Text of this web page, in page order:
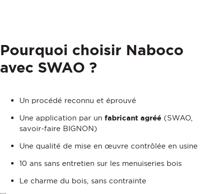
Pourquoi choisir Naboco
avec SWAO ?
Un procédé reconnu et éprouvé
Une application par un fabricant agréé (SWAO,
savoir-faire BIGNON)
Une qualité de mise en œuvre contrôlée en usine
10 ans sans entretien sur les menuiseries bois
Le charme du bois, sans contrainte